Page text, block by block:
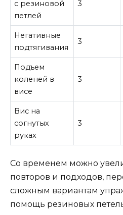
с резиновой
петлей
3
Негативные
подтягивания
3
Подъем
коленей в
висе
3
Вис на
согнутых
руках
3
Со временем можно
повторов и подходов,
сложным вариантам
помощь резиновых